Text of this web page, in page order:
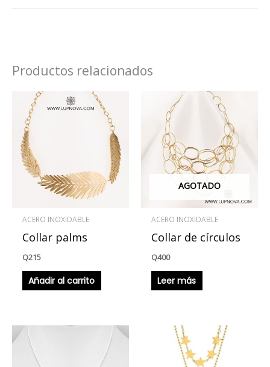
Productos relacionados
ACERO INOXIDABLE
Collar palms
Q215
Añadir al carrito
AGOTADO
ACERO INOXIDABLE
Collar de círculos
Q400
Leer más